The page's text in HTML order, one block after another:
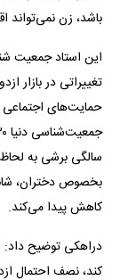
باشد، زن نمی‌تواند
این استاد جمعیت
تغییراتی در بازار
حمایت‌های اجتماعی
سالگی برشی به
بخصوص دختران،
کاهش پیدا می‌کند.